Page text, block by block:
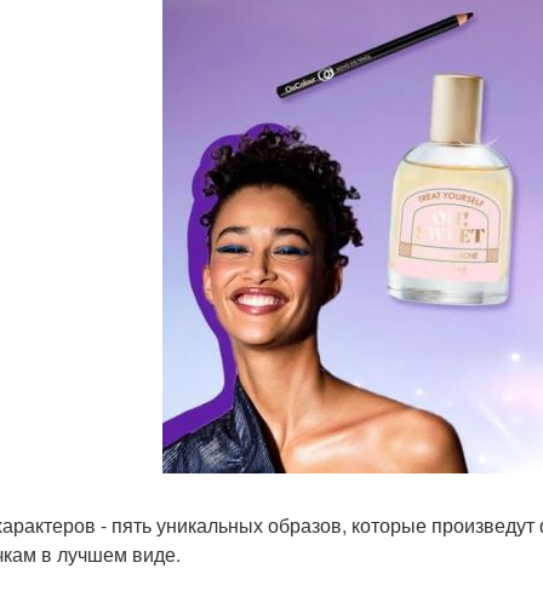
- пять уникальных образов, которые
в лучшем виде.